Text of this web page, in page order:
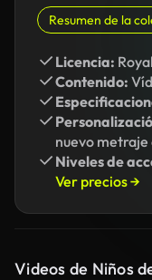
Resumen de la
Licencia:
Contenido:
nuevo metraje
Niveles de
Ver precios →
Videos de Niños